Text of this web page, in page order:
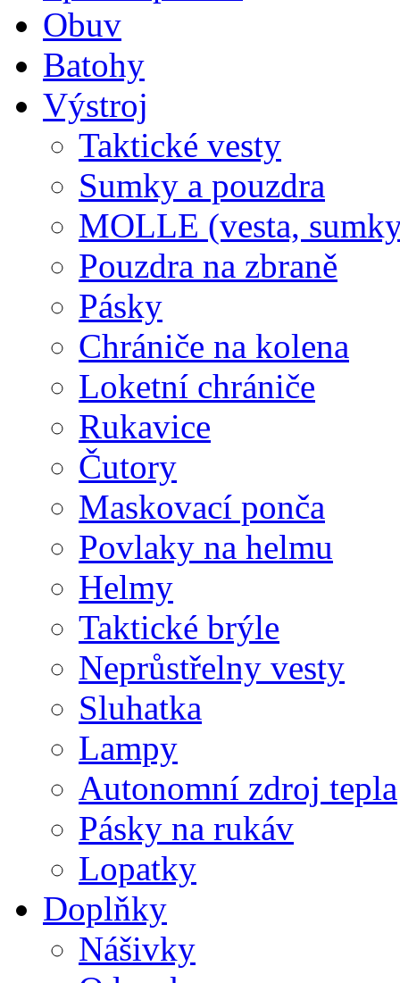
Obuv
Batohy
Výstroj
Taktické vesty
Sumky a pouzdra
MOLLE (vesta,
Pouzdra na zbraně
Pásky
Chrániče na kolena
Loketní chrániče
Rukavice
Čutory
Maskovací ponča
Povlaky na helmu
Helmy
Taktické brýle
Neprůstřelny vesty
Sluhatka
Lampy
Autonomní zdroj tepla
Pásky na rukáv
Lopatky
Doplňky
Nášivky